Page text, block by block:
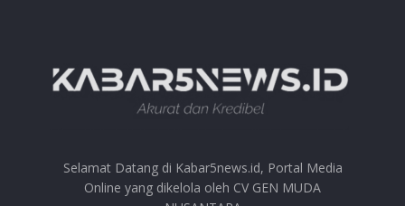
Selamat Datang di Kabar5news.id, Portal Media
Online yang dikelola oleh CV GEN MUDA